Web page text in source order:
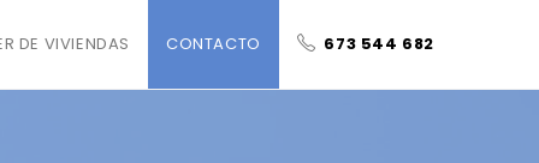
DE VIVIENDAS CONTACTO 673 544 682